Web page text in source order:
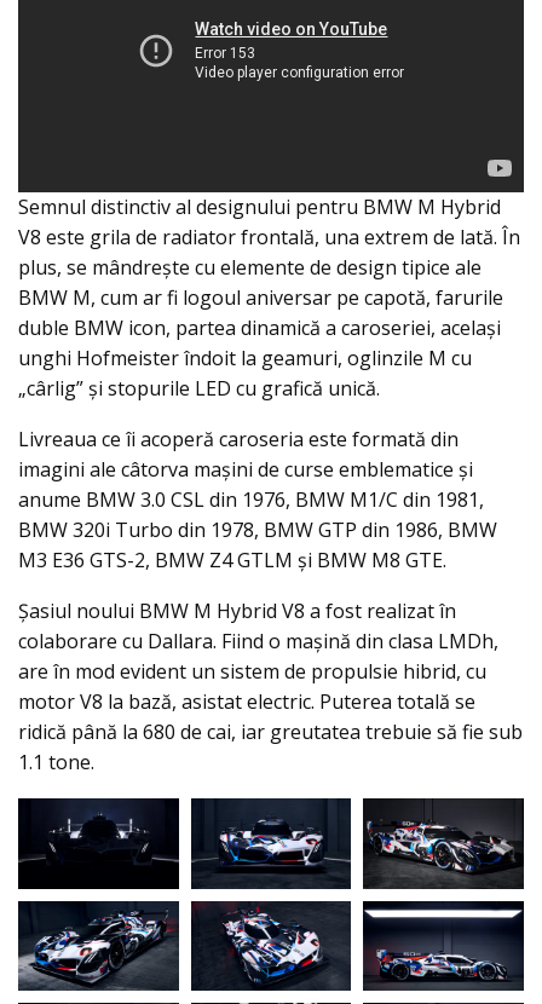
Semnul distinctiv al designului pentru BMW M Hybrid
V8 este grila de radiator frontală, una extrem de lată. În
plus, se mândrește cu elemente de design tipice ale
BMW M, cum ar fi logoul aniversar pe capotă, farurile
duble BMW icon, partea dinamică a caroseriei, acelaşi
unghi Hofmeister îndoit la geamuri, oglinzile M cu
„cârlig” și stopurile LED cu grafică unică.
Livreaua ce îi acoperă caroseria este formată din
imagini ale câtorva mașini de curse emblematice şi
anume BMW 3.0 CSL din 1976, BMW M1/C din 1981,
BMW 320i Turbo din 1978, BMW GTP din 1986, BMW
M3 E36 GTS-2, BMW Z4 GTLM și BMW M8 GTE.
Şasiul noului BMW M Hybrid V8 a fost realizat în
colaborare cu Dallara. Fiind o maşină din clasa LMDh,
are în mod evident un sistem de propulsie hibrid, cu
motor V8 la bază, asistat electric. Puterea totală se
ridică până la 680 de cai, iar greutatea trebuie să fie sub
1.1 tone.